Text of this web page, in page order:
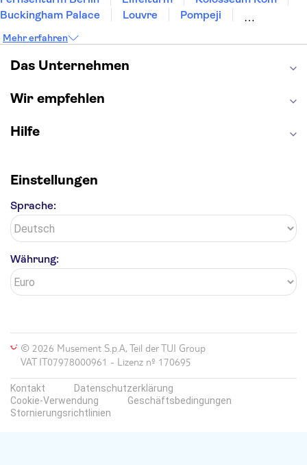
Buckingham Palace
Louvre
Pompeji
Moulin Rouge
Burj Khalifa
Keukenhof
London Eye
Elbphilharmonie
Mehr erfahren
Das Unternehmen
Wir empfehlen
Hilfe
Einstellungen
Sprache:
Währung:
© 2026 Musement S.p.A, Teil der TUI Group
VAT IT07978000961 - Lizenz nº 170695
Kontakt
Datenschutzerklärung
Cookie-Verwendung
Geschäftsbedingungen
Stornierungsrichtlinien